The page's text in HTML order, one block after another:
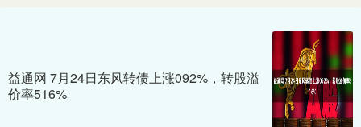
益通网 7月24日东风转债上涨092%，转股溢
价率516%